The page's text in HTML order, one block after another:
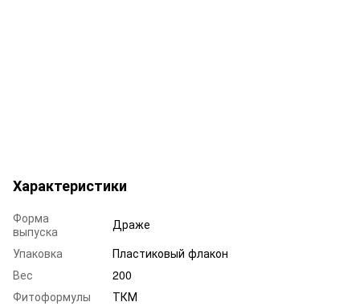
Характеристики
Форма
выпуска
Драже
Упаковка
Пластиковый флакон
Вес
200
Фитоформулы
ТКМ